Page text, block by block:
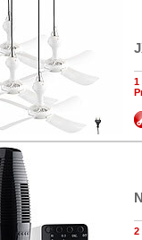
1
2